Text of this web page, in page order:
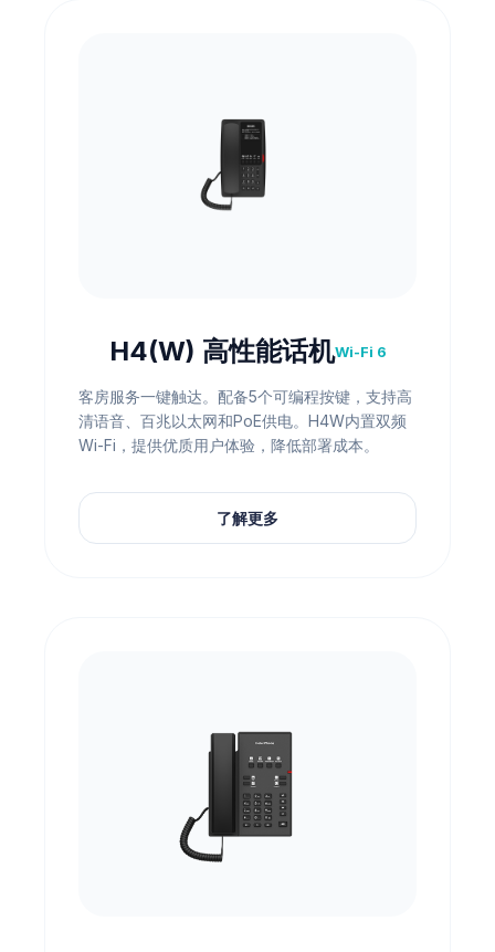
H4(W) 高性能话机Wi-Fi 6
客房服务一键触达。配备5个可编程按键，支持高
清语音、百兆以太网和PoE供电。H4W内置双频
Wi-Fi，提供优质用户体验，降低部署成本。
了解更多